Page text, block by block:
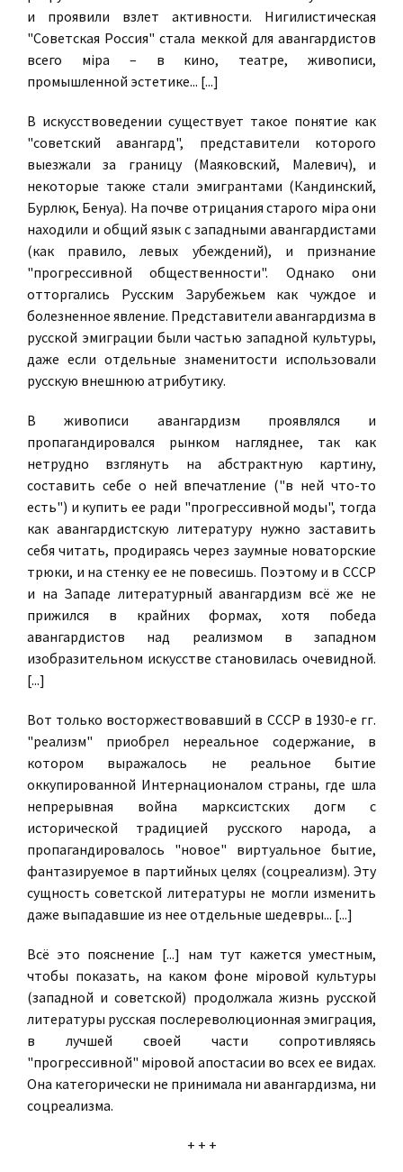
и проявили взлет активности. Нигилистическая
"Советская Россия" стала меккой для авангардистов
всего мiра – в кино, театре, живописи,
промышленной эстетике... [...]
В искусствоведении существует такое понятие как
"советский авангард", представители которого
выезжали за границу (Маяковский, Малевич), и
некоторые также стали эмигрантами (Кандинский,
Бурлюк, Бенуа). На почве отрицания старого мiра они
находили и общий язык с западными авангардистами
(как правило, левых убеждений), и признание
"прогрессивной общественности". Однако они
отторгались Русским Зарубежьем как чуждое и
болезненное явление. Представители авангардизма в
русской эмиграции были частью западной культуры,
даже если отдельные знаменитости использовали
русскую внешнюю атрибутику.
В живописи авангардизм проявлялся и
пропагандировался рынком нагляднее, так как
нетрудно взглянуть на абстрактную картину,
составить себе о ней впечатление ("в ней что-то
есть") и купить ее ради "прогрессивной моды", тогда
как авангардистскую литературу нужно заставить
себя читать, продираясь через заумные новаторские
трюки, и на стенку ее не повесишь. Поэтому и в СССР
и на Западе литературный авангардизм всё же не
прижился в крайних формах, хотя победа
авангардистов над реализмом в западном
изобразительном искусстве становилась очевидной.
[...]
Вот только восторжествовавший в СССР в 1930-е гг.
"реализм" приобрел нереальное содержание, в
котором выражалось не реальное бытие
оккупированной Интернационалом страны, где шла
непрерывная война марксистских догм с
исторической традицией русского народа, а
пропагандировалось "новое" виртуальное бытие,
фантазируемое в партийных целях (соцреализм). Эту
сущность советской литературы не могли изменить
даже выпадавшие из нее отдельные шедевры... [...]
Всё это пояснение [...] нам тут кажется уместным,
чтобы показать, на каком фоне мiровой культуры
(западной и советской) продолжала жизнь русской
литературы русская послереволюционная эмиграция,
в лучшей своей части сопротивляясь
"прогрессивной" мiровой апостасии во всех ее видах.
Она категорически не принимала ни авангардизма, ни
соцреализма.
+ + +